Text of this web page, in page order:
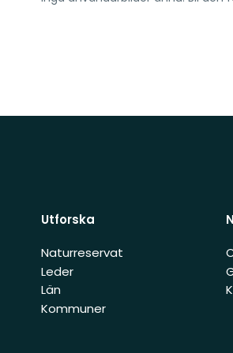
Utforska
Naturreservat
Leder
Län
Kommuner